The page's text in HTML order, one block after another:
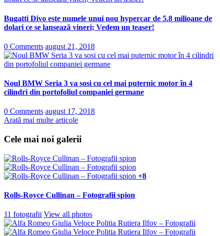
Bugatti Divo este numele unui nou hypercar de 5.8 milioane de
dolari ce se lansează vineri; Vedem un teaser!
0 Comments august 21, 2018
Noul BMW Seria 3 va sosi cu cel mai puternic motor în 4
cilindri din portofoliul companiei germane
0 Comments august 17, 2018
Arată mai multe articole
Cele mai noi galerii
+8
Rolls-Royce Cullinan – Fotografii spion
11 fotografii View all photos